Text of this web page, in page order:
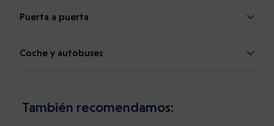
Puerta a puerta
Coche y autobuses
También recomendamos: